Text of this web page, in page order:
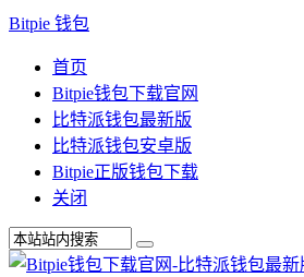
Bitpie 钱包
首页
Bitpie钱包下载官网
比特派钱包最新版
比特派钱包安卓版
Bitpie正版钱包下载
关闭